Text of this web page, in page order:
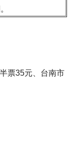
票35元、台南市